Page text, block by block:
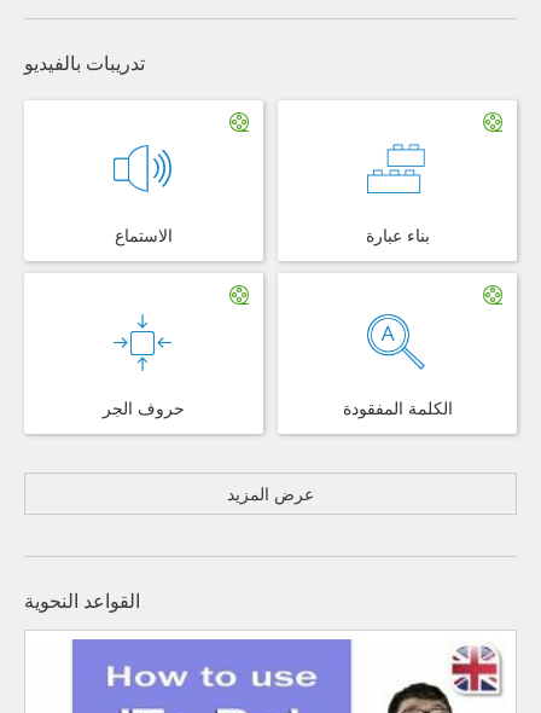
تدريبات بالفيديو
الاستماع بناء عبارة
حروف الجر الكلمة المفقودة
عرض المزيد
القواعد النحوية